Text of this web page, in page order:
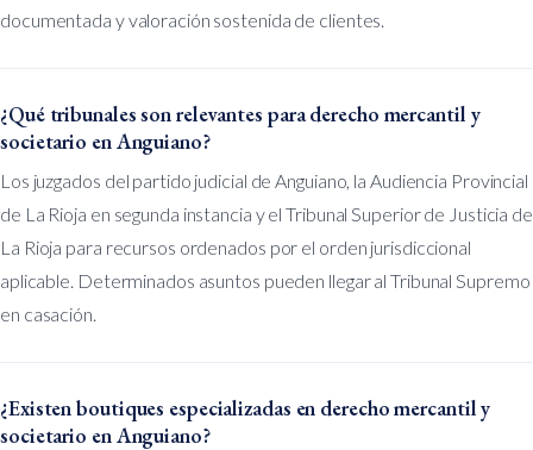
documentada y valoración sostenida de clientes.
¿Qué tribunales son relevantes para derecho mercantil y
societario en Anguiano?
Los juzgados del partido judicial de Anguiano, la Audiencia Provincial
de La Rioja en segunda instancia y el Tribunal Superior de Justicia de
La Rioja para recursos ordenados por el orden jurisdiccional
aplicable. Determinados asuntos pueden llegar al Tribunal Supremo
en casación.
¿Existen boutiques especializadas en derecho mercantil y
societario en Anguiano?